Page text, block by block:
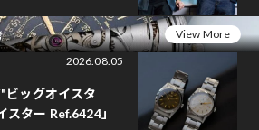
View More
2026.08.05
ビッグオイスタ
ター Ref.6424」